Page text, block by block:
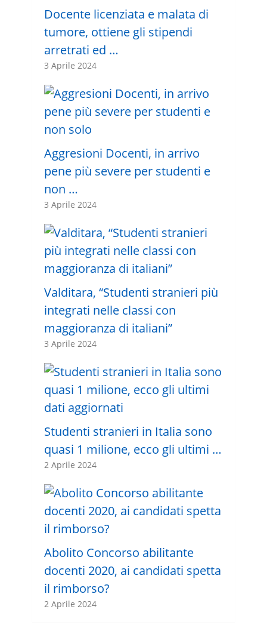
Docente licenziata e malata di
tumore, ottiene gli stipendi
arretrati ed …
3 Aprile 2024
Aggresioni Docenti, in arrivo
pene più severe per studenti e
non …
3 Aprile 2024
Valditara, “Studenti stranieri più
integrati nelle classi con
maggioranza di italiani”
3 Aprile 2024
Studenti stranieri in Italia sono
quasi 1 milione, ecco gli ultimi …
2 Aprile 2024
Abolito Concorso abilitante
docenti 2020, ai candidati spetta
il rimborso?
2 Aprile 2024